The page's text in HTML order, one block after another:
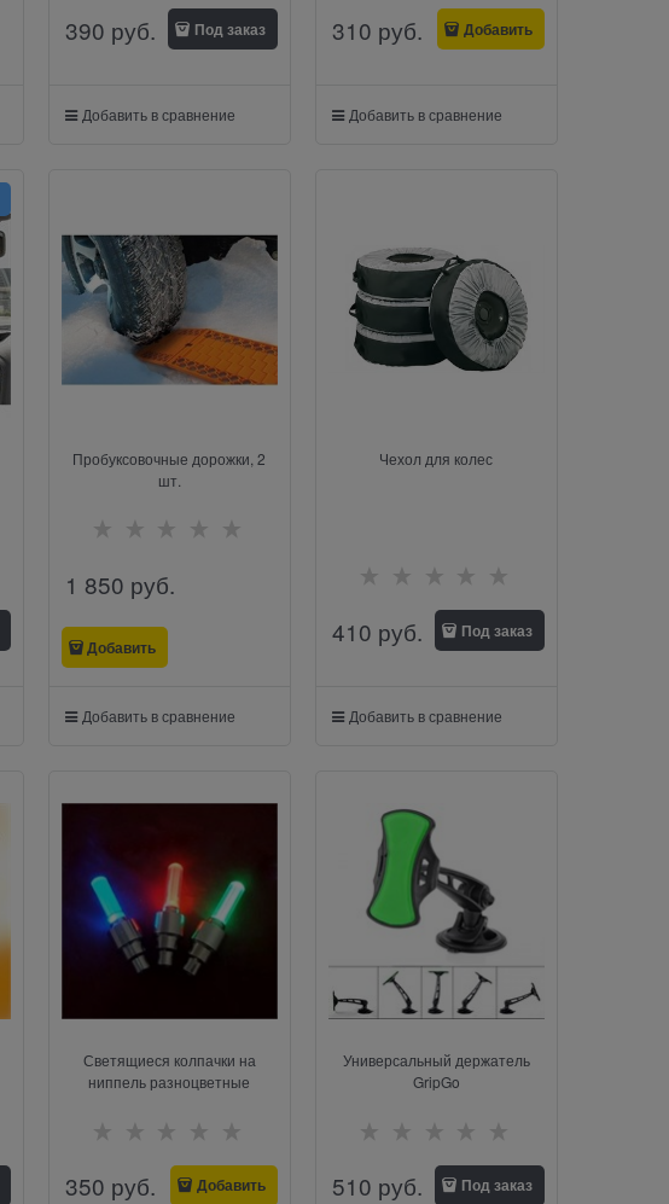
390 руб. Под заказ
Добавить в сравнение
310 руб. Добавить
Добавить в сравнение
Пробуксовочные дорожки, 2
шт.
1 850 руб.
Добавить
Добавить в сравнение
Чехол для колес
410 руб. Под заказ
Добавить в сравнение
Светящиеся колпачки на
ниппель разноцветные
350 руб. Добавить
Универсальный держатель
GripGo
510 руб. Под заказ